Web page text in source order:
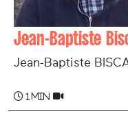
Jean-Baptiste
Jean-Baptiste
1 min